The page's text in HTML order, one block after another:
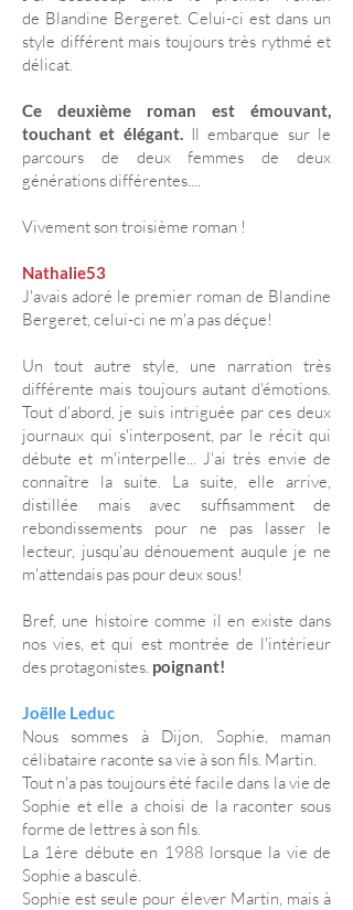
de Blandine Bergeret. Celui-ci est dans un
style différent mais toujours très rythmé et
délicat.
Ce deuxième roman est émouvant,
touchant et élégant.Il embarque sur le
parcours de deux femmes de deux
générations différentes....
Vivement son troisième roman !
Nathalie53
J'avais adoré le premier roman de Blandine
Bergeret, celui-ci ne m'a pas déçue!
Un tout autre style, une narration très
différente mais toujours autant d'émotions.
Tout d'abord, je suis intriguée par ces deux
journaux qui s'interposent, par le récit qui
débute et m'interpelle... J'ai très envie de
connaître la suite. La suite, elle arrive,
distillée mais avec suffisamment de
rebondissements pour ne pas lasser le
lecteur, jusqu'au dénouement auqule je ne
m'attendais pas pour deux sous!
Bref, une histoire comme il en existe dans
nos vies, et qui est montrée de l'intérieur
des protagonistes. poignant!
Joëlle Leduc
Nous sommes à Dijon, Sophie, maman
célibataire raconte sa vie à son fils. Martin.
Tout n'a pas toujours été facile dans la vie de
Sophie et elle a choisi de la raconter sous
forme de lettres à son fils.
La 1ère débute en 1988 lorsque la vie de
Sophie a basculé.
Sophie est seule pour élever Martin, mais à